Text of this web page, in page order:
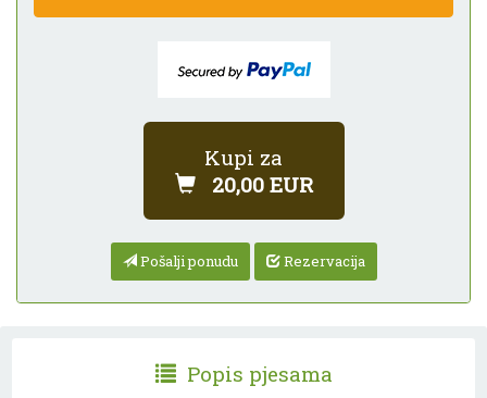
Kupi za
20,00 EUR
Pošalji ponudu Rezervacija
Popis pjesama